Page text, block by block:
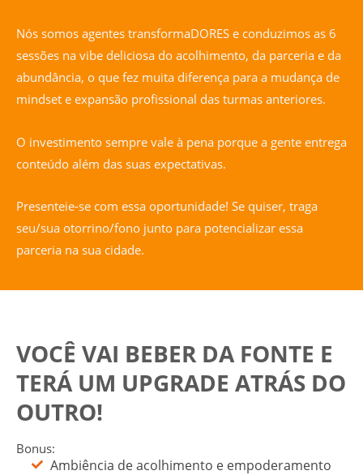
Nós somos agentes transformaDORES e conduzimos as 6
sessões na vibe deliciosa do acolhimento, da parceria e da
abundância, o que fez muita diferença para a mudança de
mindset e expansão profissional das turmas anteriores.
O investimento sempre vale à pena porque a gente entrega
conteúdo além das suas expectativas.
Presenteie-se com essa oportunidade! Se quiser, traga
seu/sua otorrino/fono junto para potencializar essa
parceria na sua cidade.
VOCÊ VAI BEBER DA FONTE E
TERÁ UM UPGRADE ATRÁS DO
OUTRO!
Bonus:
Ambiência de acolhimento e empoderamento